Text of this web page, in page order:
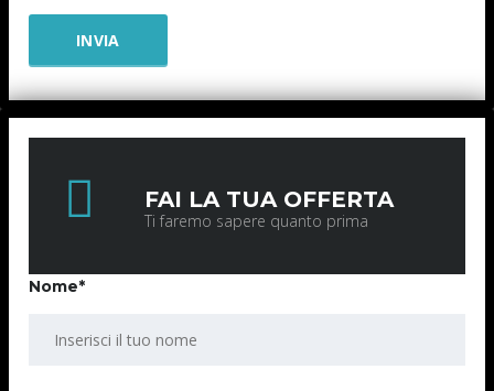
FAI LA TUA OFFERTA
Ti faremo sapere quanto prima
Nome*